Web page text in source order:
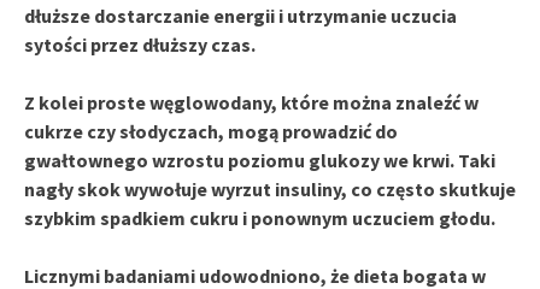
dłuższe dostarczanie energii i utrzymanie uczucia
sytości przez dłuższy czas.
Z kolei proste węglowodany, które można znaleźć w
cukrze czysłodyczach, mogą prowadzić do
gwałtownego wzrostu poziomu glukozy we krwi. Taki
nagły skok wywołuje wyrzut insuliny, co często skutkuje
szybkim spadkiem cukru i ponownym uczuciem głodu.
Licznymi badaniami udowodniono, że dieta bogata w